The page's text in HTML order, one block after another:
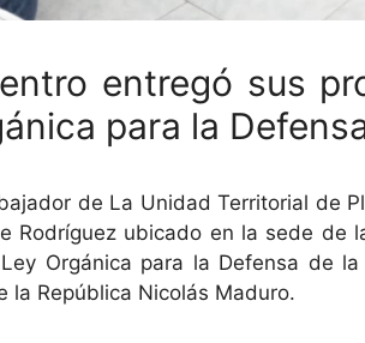
entregó sus
para la
de La Unidad Territorial de
Rodríguez ubicado en la sede de
Orgánica para la Defensa de
la República Nicolás Maduro.